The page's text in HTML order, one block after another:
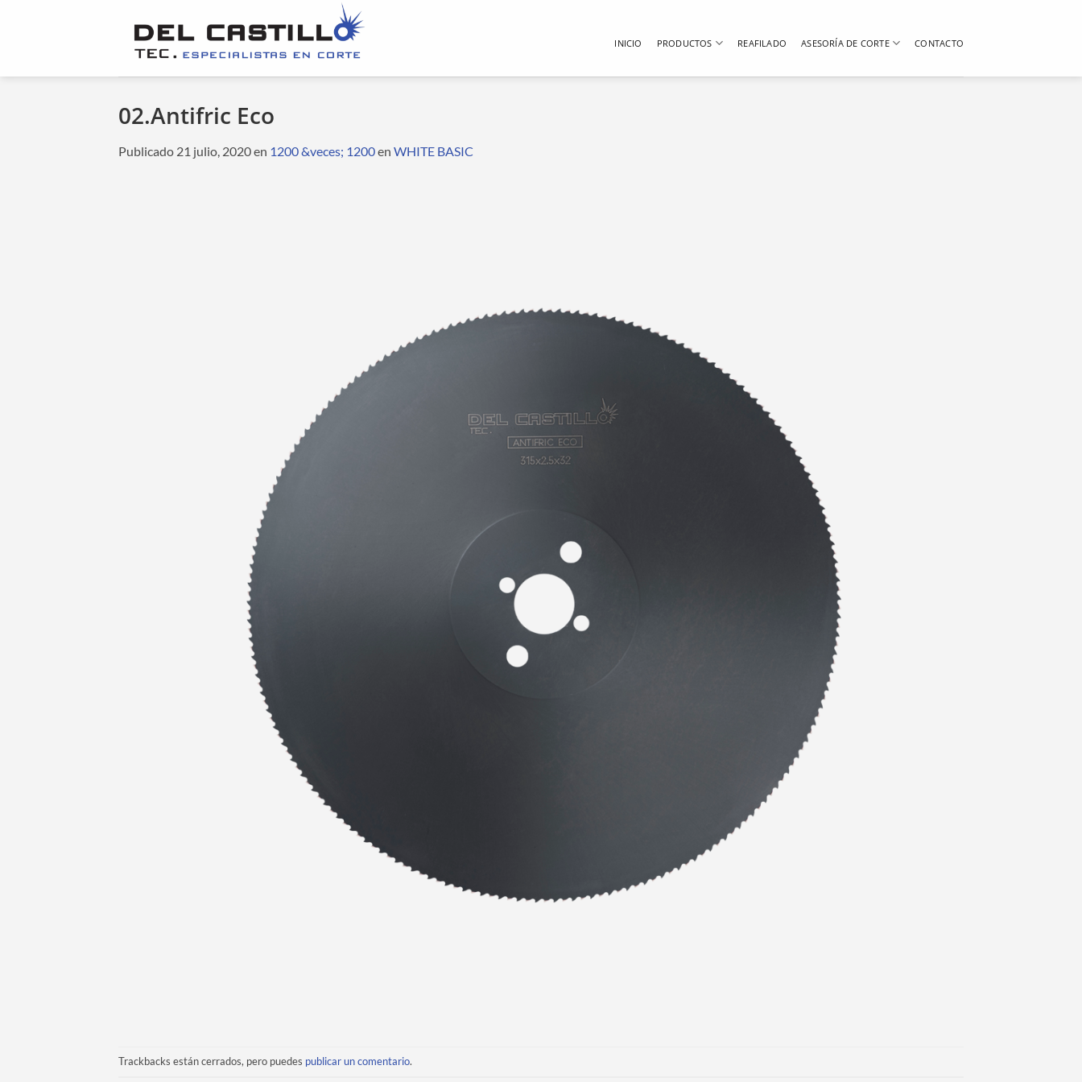
INICIO PRODUCTOS REAFILADO ASESORÍA DE CORTE CONTACTO
02.Antifric Eco
Publicado 21 julio, 2020en 1200 &veces; 1200en WHITE BASIC
Trackbacks están cerrados, pero puedes publicar un comentario.